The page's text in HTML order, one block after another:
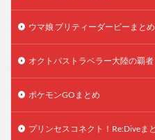
ウマ娘 プリティーダービーまとめ
オクトパストラベラー大陸の覇
ポケモンGOまとめ
プリンセスコネクト！Re:Diveま